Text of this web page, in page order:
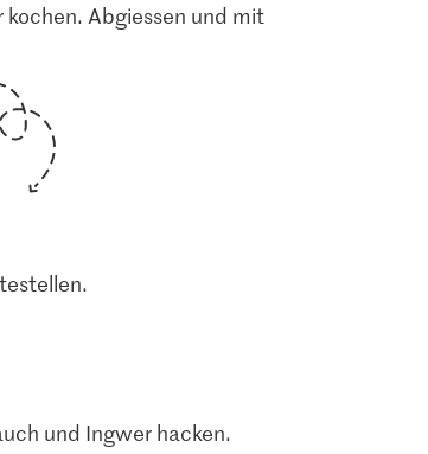
kochen. Abgiessen und mit
und Ingwer hacken.